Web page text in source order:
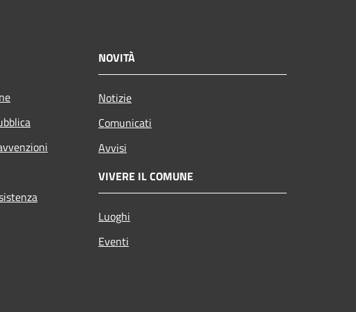
NOVITÀ
Notizie
Comunicati
Avvisi
VIVERE IL COMUNE
Luoghi
Eventi